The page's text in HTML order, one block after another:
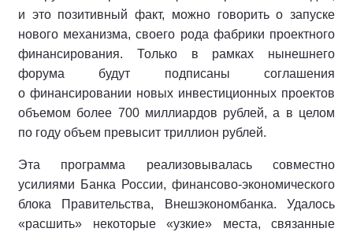
и это позитивный факт, можно говорить о запуске
нового механизма, своего рода фабрики проектного
финансирования. Только в рамках нынешнего
форума будут подписаны соглашения
о финансировании новых инвестиционных проектов
объемом более 700 миллиардов рублей, а в целом
по году объем превысит триллион рублей.
Эта программа реализовывалась совместно
усилиями Банка России, финансово-экономического
блока Правительства, Внешэкономбанка. Удалось
«расшить» некоторые «узкие» места, связанные